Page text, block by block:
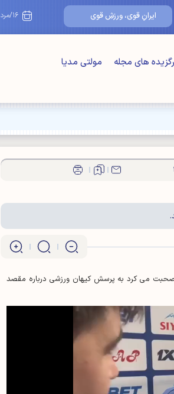
ایرانِ قوی، ورزشِ قوی ۱۶/مرداد/۱۴۰۵
های مجله مولتی مدیا
صحبت می کرد به پرسش کیهان ورزشی درباره مقصد